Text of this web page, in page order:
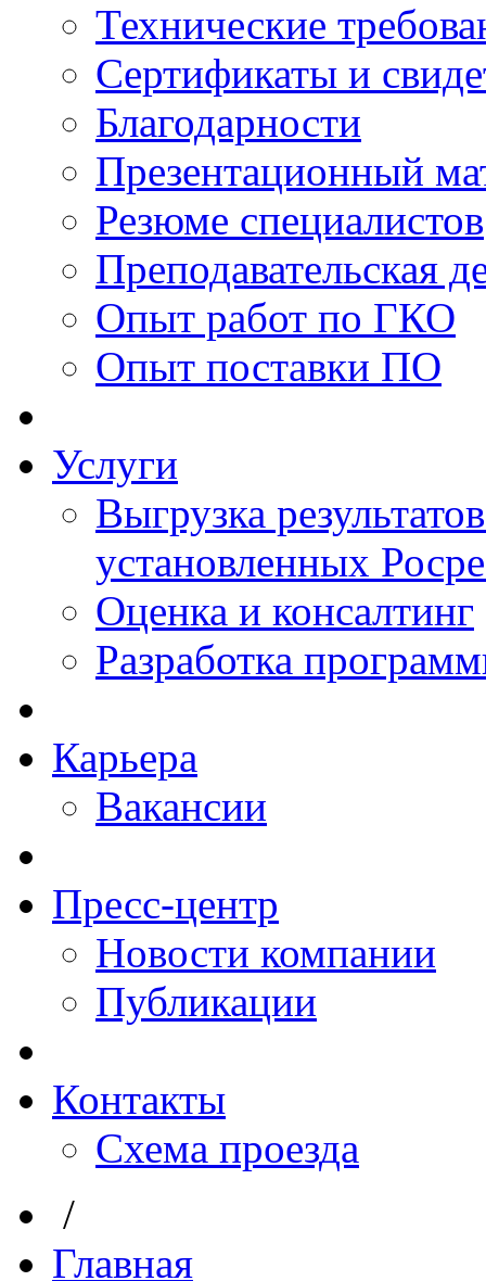
Технические
Сертификаты и
Благодарности
Презентационный
Резюме специалистов
Преподавательская
Опыт работ по ГКО
Опыт поставки ПО
Услуги
Выгрузка
установленных
Оценка и консалтинг
Разработка
Карьера
Вакансии
Пресс-центр
Новости компании
Публикации
Контакты
Схема проезда
/
Главная